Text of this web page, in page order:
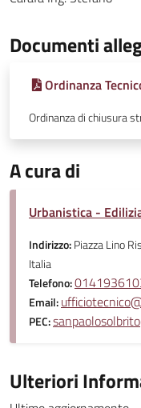
Documenti
Ordinanza
Ordinanza di chiusura
A cura di
Urbanistica -
Indirizzo:Piazza Lino
Italia
Telefono:
Email:
PEC:
Ulteriori